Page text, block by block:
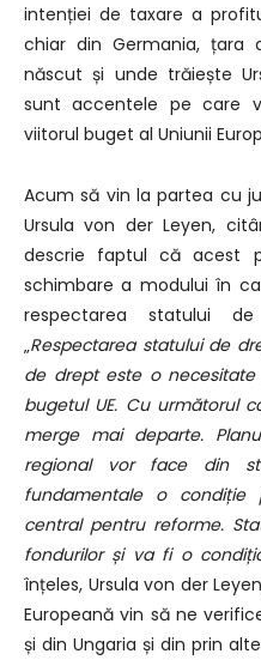
intenției de taxare a
chiar din Germania, țara
născut și unde trăiește
sunt accentele pe care
viitorul buget al Uniunii
Acum să vin la partea cu
Ursula von der Leyen,
descrie faptul că acest
schimbare a modului în
respectarea statului
„Respectarea statului de
de drept este o
bugetul UE. Cu următorul
merge mai departe.
regional vor face din
fundamentale o
central pentru reforme.
fondurilor și va fi o
înțeles, Ursula von der
Europeană vin să ne
și din Ungaria și din prin